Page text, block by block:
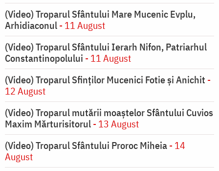
(Video) Troparul Sfântului Mare Mucenic Evplu,
Arhidiaconul- 11 August
(Video) Troparul Sfântului Ierarh Nifon, Patriarhul
Constantinopolului - 11 August
(Video) Troparul Sfinților Mucenici Fotie și Anichit -
12 August
(Video) Troparul mutării moaștelor Sfântului Cuvios
Maxim Mărturisitorul- 13 August
(Video) Troparul Sfântului Proroc Miheia- 14
August